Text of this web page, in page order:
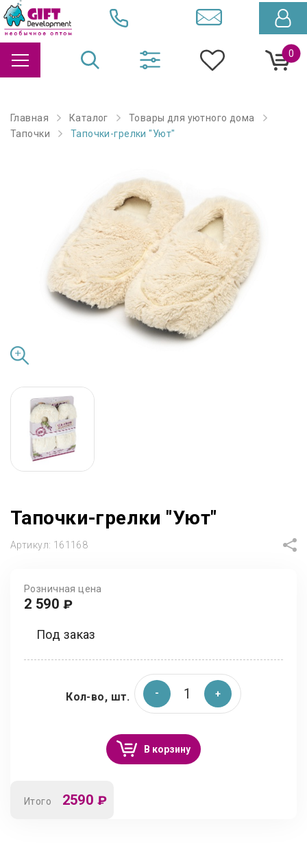
0
Главная Каталог
Товары для уютного дома
Тапочки
Тапочки-грелки "Уют"
Тапочки-грелки "Уют"
Артикул: 161168
Розничная цена
2 590 ₽
Под заказ
Кол-во, шт.
В корзину
Итого 2590 ₽